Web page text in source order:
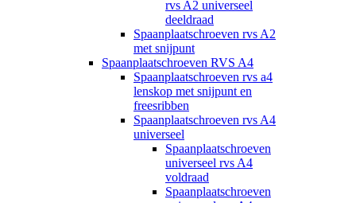
rvs A2 universeel
deeldraad
Spaanplaatschroeven rvs A2
met snijpunt
Spaanplaatschroeven RVS A4
Spaanplaatschroeven rvs a4
lenskop met snijpunt en
freesribben
Spaanplaatschroeven rvs A4
universeel
Spaanplaatschroeven
universeel rvs A4
voldraad
Spaanplaatschroeven